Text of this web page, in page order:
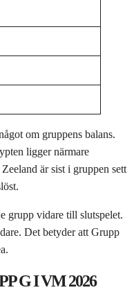
om gruppens balans.
ligger närmare
är sist i gruppen sett
grupp vidare till slutspelet.
Det betyder att Grupp
G I VM 2026